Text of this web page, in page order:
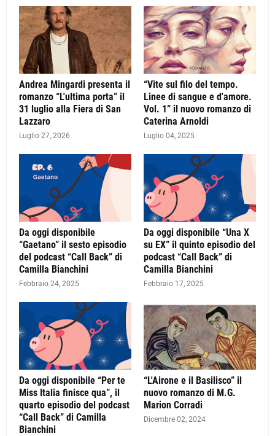
Andrea Mingardi presenta il
romanzo “L'ultima porta” il
31 luglio alla Fiera di San
Lazzaro
Luglio 27, 2026
“Vite sul filo del tempo.
Linee di sangue e d'amore.
Vol. 1” il nuovo romanzo di
Caterina Arnoldi
Luglio 04, 2025
Da oggi disponibile
“Gaetano” il sesto episodio
del podcast “Call Back” di
Camilla Bianchini
Febbraio 24, 2025
Da oggi disponibile “Una X
su EX” il quinto episodio del
podcast “Call Back” di
Camilla Bianchini
Febbraio 17, 2025
Da oggi disponibile “Per te
Miss Italia finisce qua”, il
quarto episodio del podcast
“Call Back” di Camilla
Bianchini
“L'Airone e il Basilisco” il
nuovo romanzo di M.G.
Marion Corradi
Dicembre 02, 2024